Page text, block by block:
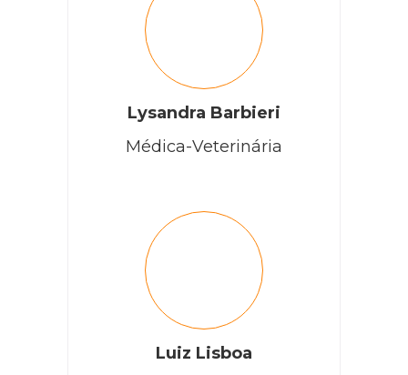
Lysandra Barbieri
Médica-Veterinária
Luiz Lisboa